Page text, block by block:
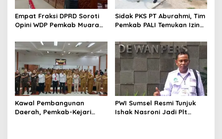
Empat Fraksi DPRD Soroti
Opini WDP Pemkab Muara
Kelola Keuangan
Sidak PKS PT Aburahmi, Tim
Pemkab PALI Temukan Izin
Kawal Pembangunan
Daerah, Pemkab-Kejari
PWI Sumsel Resmi Tunjuk
Ishak Nasroni Jadi Plt